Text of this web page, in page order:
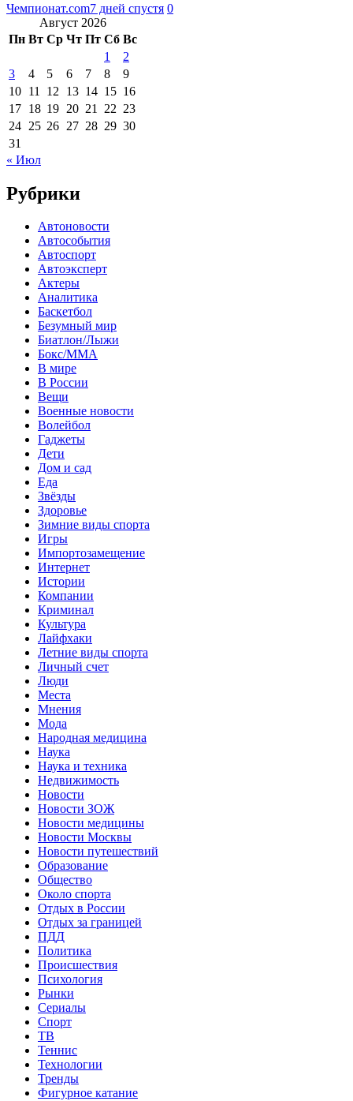
Чемпионат.com7 дней спустя 0
Август 2026
Пн Вт Ср Чт Пт Сб Вс
1
2
3
4 5 6 7 8
9
10 11 12 13 14 15 16
17 18 19 20 21 22 23
24 25 26 27 28 29 30
31
« Июл
Рубрики
Автоновости
Автособытия
Автоспорт
Автоэксперт
Актеры
Аналитика
Баскетбол
Безумный мир
Биатлон/Лыжи
Бокс/MMA
В мире
В России
Вещи
Военные новости
Волейбол
Гаджеты
Дети
Дом и сад
Еда
Звёзды
Здоровье
Зимние виды спорта
Игры
Импортозамещение
Интернет
Истории
Компании
Криминал
Культура
Лайфхаки
Летние виды спорта
Личный счет
Люди
Места
Мнения
Мода
Народная медицина
Наука
Наука и техника
Недвижимость
Новости
Новости ЗОЖ
Новости медицины
Новости Москвы
Новости путешествий
Образование
Общество
Около спорта
Отдых в России
Отдых за границей
ПДД
Политика
Происшествия
Психология
Рынки
Сериалы
Спорт
ТВ
Теннис
Технологии
Тренды
Фигурное катание